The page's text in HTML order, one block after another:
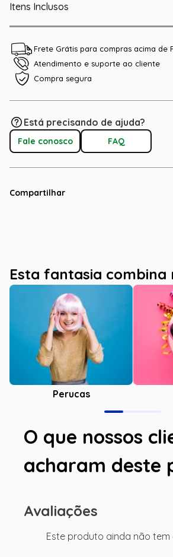
Itens Inclusos
Frete Grátis para compras acima de
Atendimento e suporte ao cliente
Compra segura
Está precisando de ajuda?
Fale conosco FAQ
Compartilhar
Esta fantasia combina
Perucas
O que nossos
acharam deste
Avaliações
Este produto ainda não tem